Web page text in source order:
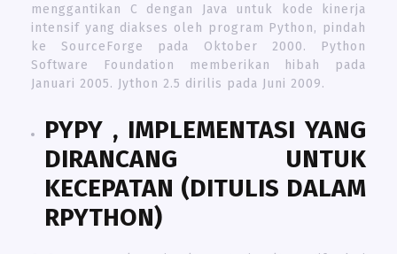
menggantikan C dengan Java untuk kode kinerja
intensif yang diakses oleh program Python, pindah
ke SourceForge pada Oktober 2000. Python
Software Foundation memberikan hibah pada
Januari 2005. Jython 2.5 dirilis pada Juni 2009.
PYPY , IMPLEMENTASI YANG
DIRANCANG UNTUK
KECEPATAN (DITULIS DALAM
RPYTHON)